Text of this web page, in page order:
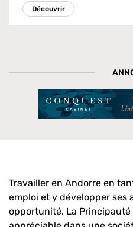
Découvrir
Travailler en Andorre en
emploi et y développer ses
opportunité. La